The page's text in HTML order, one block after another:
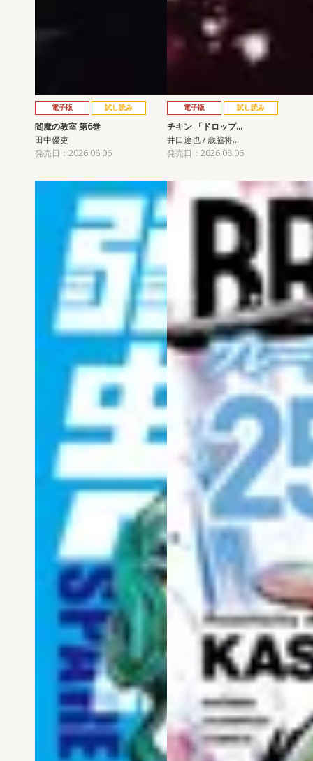
電子版 試し読み
閻魔の教室 第6巻
田中優吏
発売日：2026.08.06
電子版 試し読み
チキン 「ドロップ…
井口達也 / 歳脇将…
発売日：2026.08.06